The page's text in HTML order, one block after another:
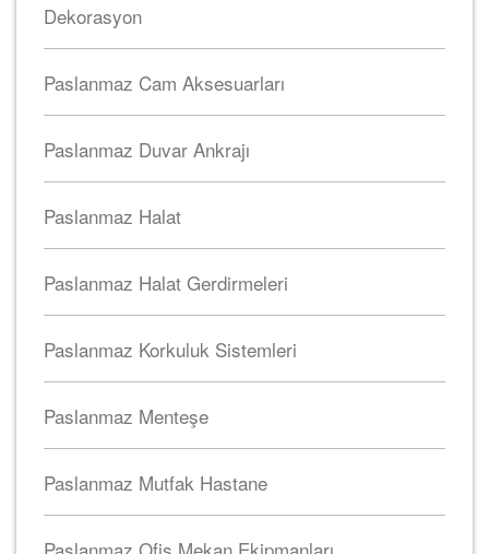
Dekorasyon
Paslanmaz Cam Aksesuarları
Paslanmaz Duvar Ankrajı
Paslanmaz Halat
Paslanmaz Halat Gerdirmeleri
Paslanmaz Korkuluk Sistemleri
Paslanmaz Menteşe
Paslanmaz Mutfak Hastane